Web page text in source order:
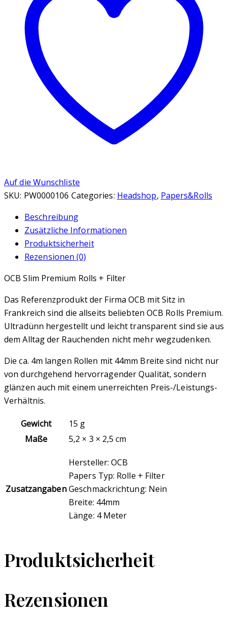
Auf die Wunschliste
SKU: PW0000106 Categories: Headshop, Papers&Rolls
Beschreibung
Zusätzliche Informationen
Produktsicherheit
Rezensionen (0)
OCB Slim Premium Rolls + Filter
Das Referenzprodukt der Firma OCB mit Sitz in
Frankreich sind die allseits beliebten OCB Rolls Premium.
Ultradünn hergestellt und leicht transparent sind sie aus
dem Alltag der Rauchenden nicht mehr wegzudenken.
Die ca. 4m langen Rollen mit 44mm Breite sind nicht nur
von durchgehend hervorragender Qualität, sondern
glänzen auch mit einem unerreichten Preis-/Leistungs-
Verhältnis.
Gewicht
15 g
Maße
5,2 × 3 × 2,5 cm
Zusatzangaben
Hersteller: OCB
Papers Typ: Rolle + Filter
Geschmackrichtung: Nein
Breite: 44mm
Länge: 4 Meter
Produktsicherheit
Rezensionen